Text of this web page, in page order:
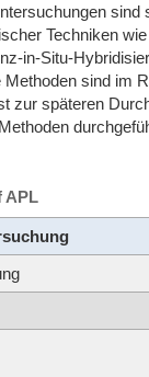
Techniken
in-Situ-
sind im
zur späteren
APL